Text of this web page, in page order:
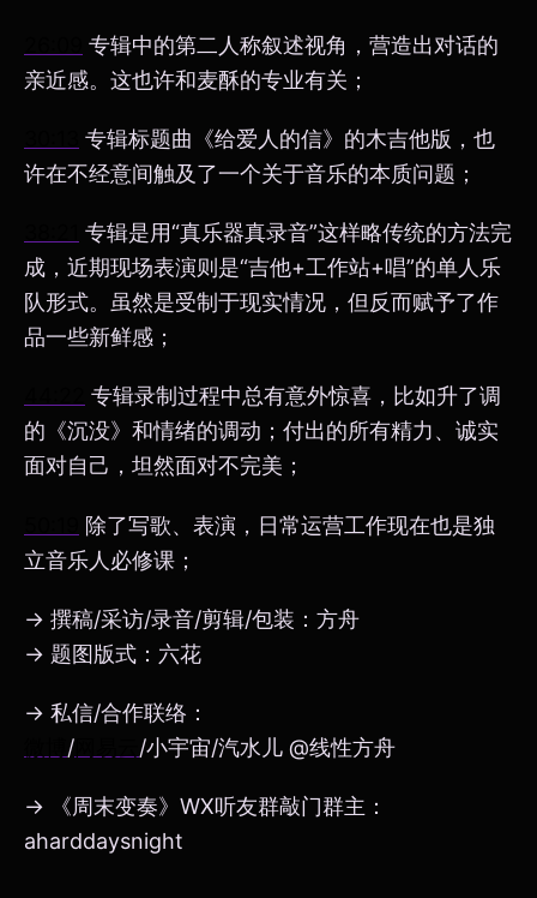
专辑中的第二人称叙述视角，营造出对话的
亲近感。这也许和麦酥的专业有关；
专辑标题曲《给爱人的信》的木吉他版，也
许在不经意间触及了一个关于音乐的本质问题；
专辑是用“真乐器真录音”这样略传统的方法完
成，近期现场表演则是“吉他+工作站+唱”的单人乐
队形式。虽然是受制于现实情况，但反而赋予了作
品一些新鲜感；
专辑录制过程中总有意外惊喜，比如升了调
的《沉没》和情绪的调动；付出的所有精力、诚实
面对自己，坦然面对不完美；
除了写歌、表演，日常运营工作现在也是独
立音乐人必修课；
→ 撰稿/采访/录音/剪辑/包装：方舟
→ 题图版式：六花
→ 私信/合作联络：
/ /小宇宙/汽水儿 @线性方舟
→ 《周末变奏》WX听友群敲门群主：
aharddaysnight